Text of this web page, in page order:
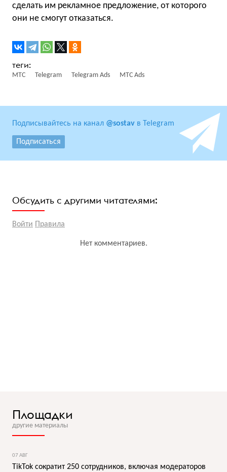
сделать им рекламное предложение, от которого
они не смогут отказаться.
МТС Telegram Telegram Ads МТС Ads
Подписывайтесь на канал @sostav в Telegram
Подписаться
Обсудить с другими читателями:
Войти Правила
Нет комментариев.
Площадки
другие материалы
07 АВГ
TikTok сократит 250 сотрудников, включая модераторов